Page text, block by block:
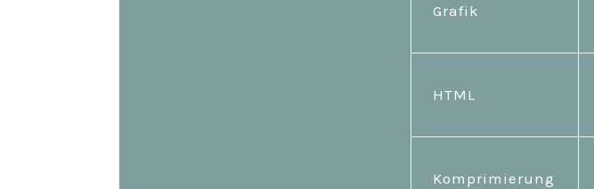
Grafik
HTML
Komprimierung